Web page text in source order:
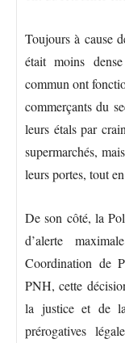
Toujours à cause
était moins
commun ont
commerçants du
leurs étals par
supermarchés,
leurs portes, tout
De son côté, la
d’alerte
Coordination de
PNH, cette
la justice et de
prérogatives